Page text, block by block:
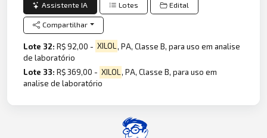
Assistente IA Lotes Edital
Compartilhar
Lote 32:R$ 92,00 - XILOL, PA, Classe B, para uso em analise
de laboratório
Lote 33:R$ 369,00 - XILOL , PA, Classe B, para uso em
analise de laboratório